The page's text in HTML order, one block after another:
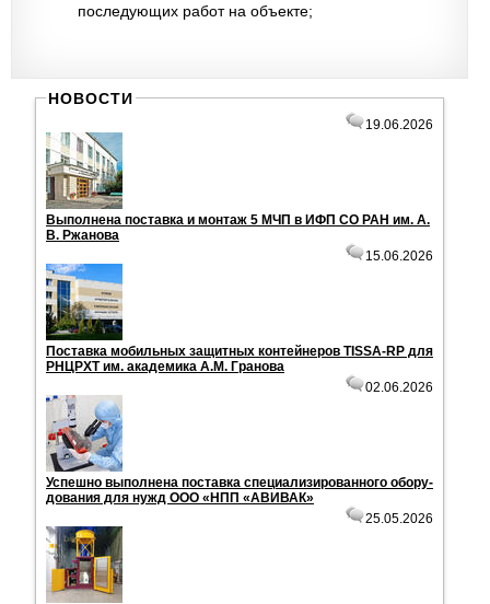
последующих работ на объекте;
НОВОСТИ
19.06.2026
Вы­пол­не­на по­став­ка и мон­таж 5 МЧП в ИФП СО РАН им. А.
В. Ржа­но­ва
15.06.2026
По­став­ка мо­биль­ных за­щит­ных кон­тей­не­ров TISSA-RP для
РНЦРХТ им. ака­де­ми­ка А.М. Гра­но­ва
02.06.2026
Успеш­но вы­пол­не­на по­став­ка спе­ци­а­ли­зи­ро­ван­но­го обо­ру­
до­ва­ния для нужд ООО «НПП «АВИ­ВАК»
25.05.2026